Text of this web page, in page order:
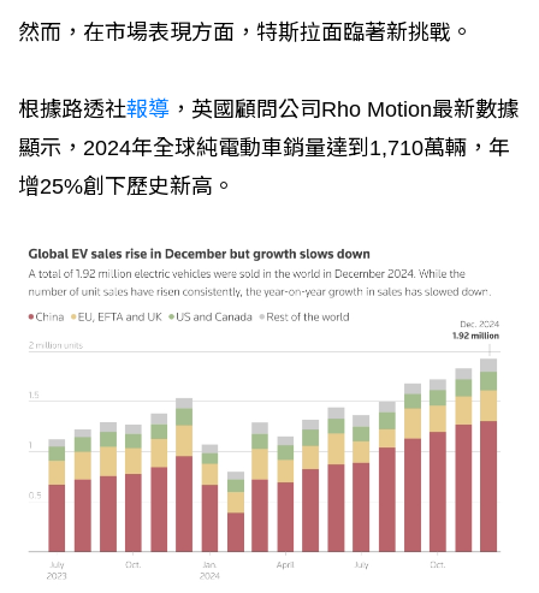
然而，在市場表現方面，特斯拉面臨著新挑戰。
根據路透社報導 ，英國顧問公司Rho Motion最新數據
顯示，2024年全球純電動車銷量達到1,710萬輛，年
增25%創下歷史新高。